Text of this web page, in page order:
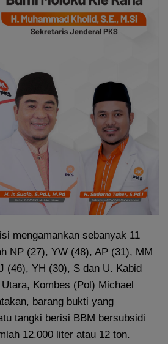
mengamankan sebanyak 11
NP (27), YW (48), AP (31), MM
(46), YH (30), S dan U. Kabid
Kombes (Pol) Michael
barang bukti yang
tangki berisi BBM bersubsidi
12.000 liter atau 12 ton.